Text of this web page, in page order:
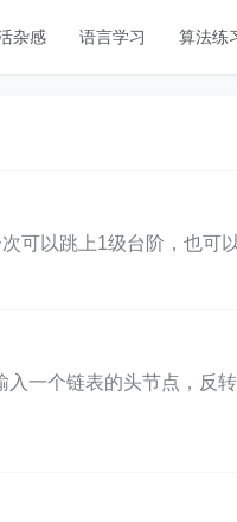
杂感 语言学习 算法练
可以跳上1级台阶，也
一个链表的头节点，反